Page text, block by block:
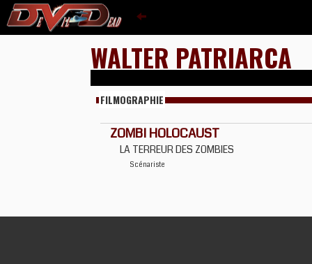
WALTER PATRIARCA
FILMOGRAPHIE
ZOMBI HOLOCAUST
LA TERREUR DES ZOMBIES
Scénariste